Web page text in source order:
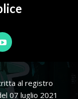
al registro
07 luglio 2021